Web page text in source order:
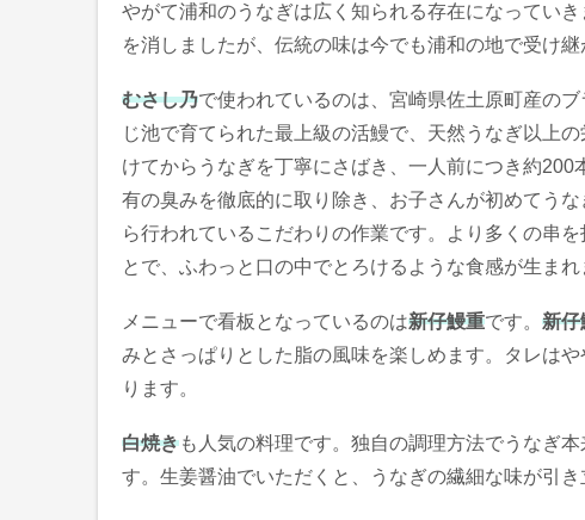
やがて浦和のうなぎは広く知られる存在になってい
を消しましたが、伝統の味は今でも浦和の地で受け継
むさし乃で使われているのは、宮崎県佐土原町産の
じ池で育てられた最上級の活鰻で、天然うなぎ以上
けてからうなぎを丁寧にさばき、一人前につき約
有の臭みを徹底的に取り除き、お子さんが初めてう
ら行われているこだわりの作業です。より多くの串
とで、ふわっと口の中でとろけるような食感が生まれ
メニューで看板となっているのは新仔鰻重です。 新仔
みとさっぱりとした脂の風味を楽しめます。タレは
ります。
白焼きも人気の料理です。独自の調理方法でうなぎ
す。生姜醤油でいただくと、うなぎの繊細な味が引き